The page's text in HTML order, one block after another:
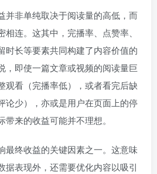
并非单纯取决于阅读量的高低，而
连。这其中，完播率、点赞率、
时长等要素共同构建了内容价值的
，即使一篇文章或视频的阅读量巨
观看（完播率低），或者看完后缺
论少），亦或是用户在页面上的停
来的收益可能并不理想。
最终收益的关键因素之一。这意味
据表现外，还需要优化内容以吸引